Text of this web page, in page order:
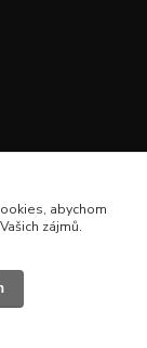
abychom
zájmů.